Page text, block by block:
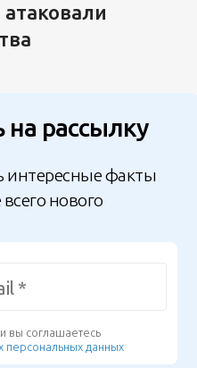
рассылку
интересные факты
нового
вы соглашаетесь
персональных данных